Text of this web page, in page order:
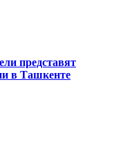
представят
в Ташкенте